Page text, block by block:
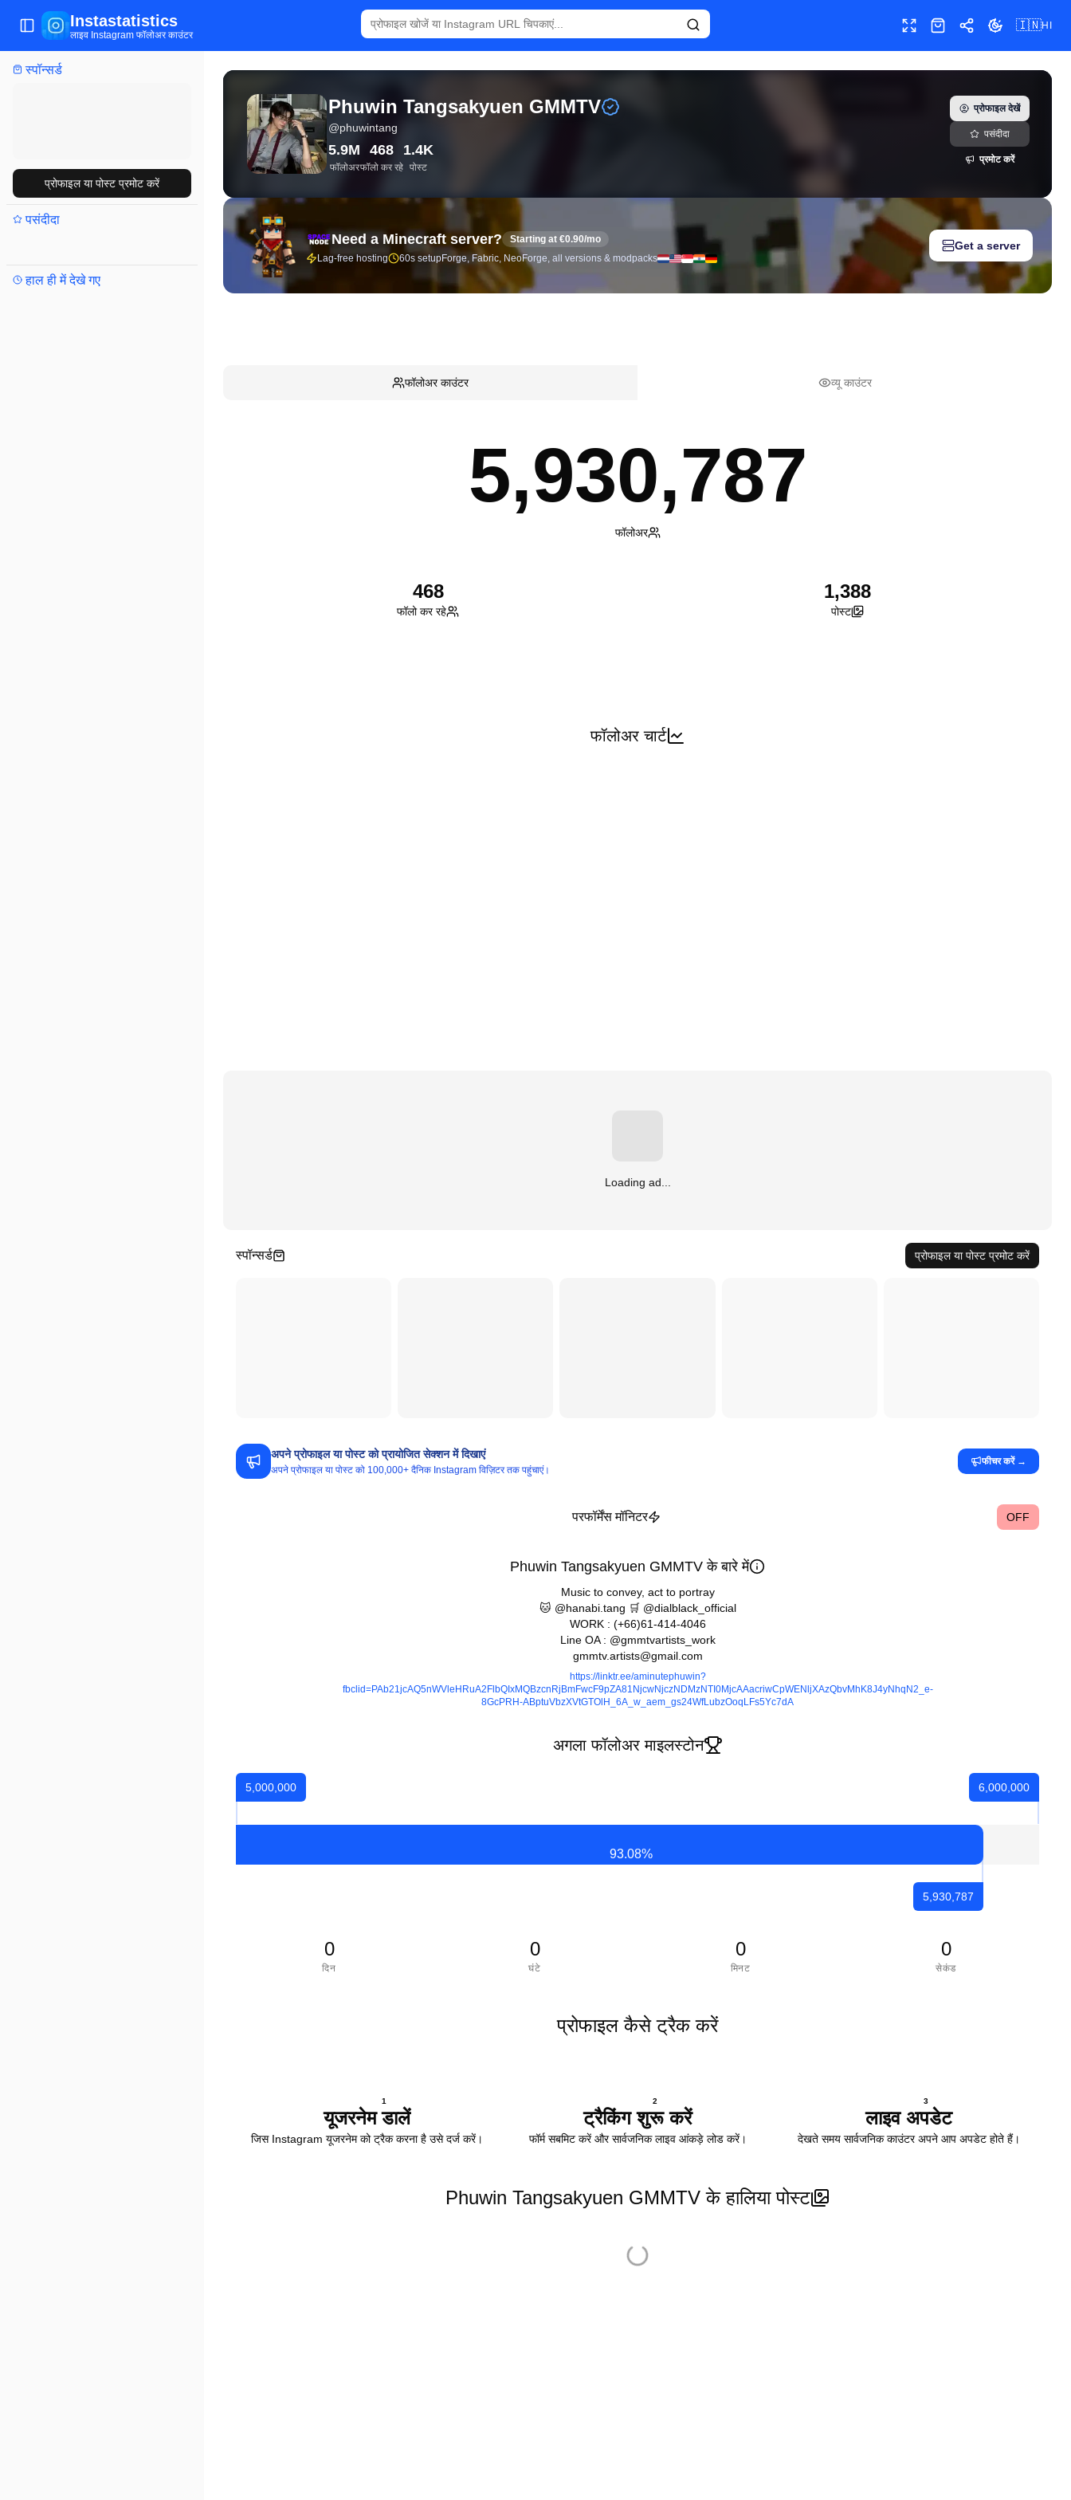
स्पॉन्सर्ड
प्रोफाइल या पोस्ट प्रमोट करें
पसंदीदा
हाल ही में देखे गए
मेन्यू खोलें/बंद करें
Instastatistics
लाइव Instagram फॉलोअर काउंटर फुलस्क्रीन
शॉप शेयर थीम बदलें
🇮🇳HI
Phuwin Tangsakyuen GMMTV (@phuwintang) के लिए लाइव Instagram आंकड़े और फॉलोअर विश्लेषण।
Phuwin Tangsakyuen GMMTV
@phuwintang
5.9M
फॉलोअर
468
फॉलो कर रहे
1.4K
पोस्ट
प्रोफाइल देखें
पसंदीदा
प्रमोट करें
Need a Minecraft server?
Starting at €0.90/mo
Lag-free hosting
60s setupForge, Fabric, NeoForge, all versions & modpacks
Get a server
फॉलोअर काउंटर व्यू काउंटर
5,930,787
फॉलोअर
468
फॉलो कर रहे
1,388
पोस्ट
फॉलोअर चार्ट
Loading ad...
स्पॉन्सर्ड प्रोफाइल या पोस्ट प्रमोट करें
अपने प्रोफाइल या पोस्ट को प्रायोजित सेक्शन में दिखाएं
अपने प्रोफाइल या पोस्ट को 100,000+ दैनिक Instagram विज़िटर तक पहुंचाएं।
फीचर करें→
परफॉर्मेंस मॉनिटर OFF
Phuwin Tangsakyuen GMMTV के बारे में
Music to convey, act to portray
🐱 @hanabi.tang 🛒 @dialblack_official
WORK : (+66)61-414-4046
Line OA : @gmmtvartists_work
gmmtv.artists@gmail.com
https://linktr.ee/aminutephuwin?
fbclid=PAb21jcAQ5nWVleHRuA2FlbQIxMQBzcnRjBmFwcF9pZA81NjcwNjczNDMzNTI0MjcAAacriwCpWENljXAzQbvMhK8J4yNhqN2_e-
8GcPRH-ABptuVbzXVtGTOlH_6A_w_aem_gs24WfLubzOoqLFs5Yc7dA
अगला फॉलोअर माइलस्टोन
5,000,000
93.08%
5,930,787
6,000,000
0
दिन
0
घंटे
0
मिनट
0
सेकंड
प्रोफाइल कैसे ट्रैक करें
1
यूजरनेम डालें
जिस Instagram यूजरनेम को ट्रैक करना है उसे दर्ज करें।
2
ट्रैकिंग शुरू करें
फॉर्म सबमिट करें और सार्वजनिक लाइव आंकड़े लोड करें।
3
लाइव अपडेट
देखते समय सार्वजनिक काउंटर अपने आप अपडेट होते हैं।
Phuwin Tangsakyuen GMMTV के हालिया पोस्ट